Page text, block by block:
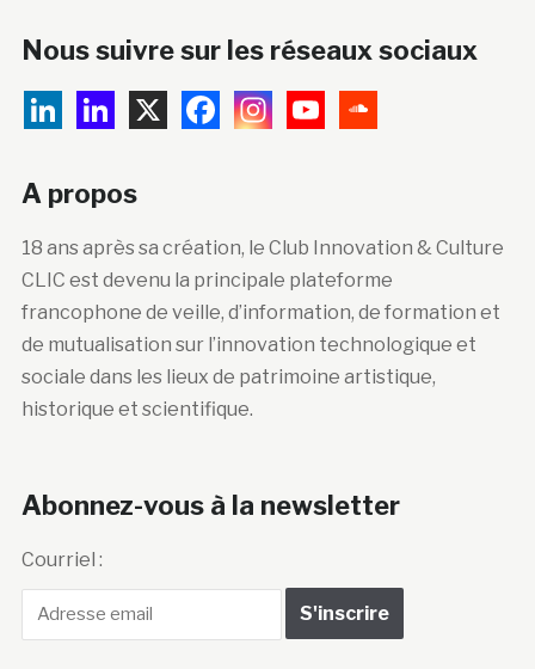
Nous suivre sur les réseaux sociaux
A propos
18 ans après sa création, le Club Innovation & Culture
CLIC est devenu la principale plateforme
francophone de veille, d’information, de formation et
de mutualisation sur l’innovation technologique et
sociale dans les lieux de patrimoine artistique,
historique et scientifique.
Abonnez-vous à la newsletter
Courriel :